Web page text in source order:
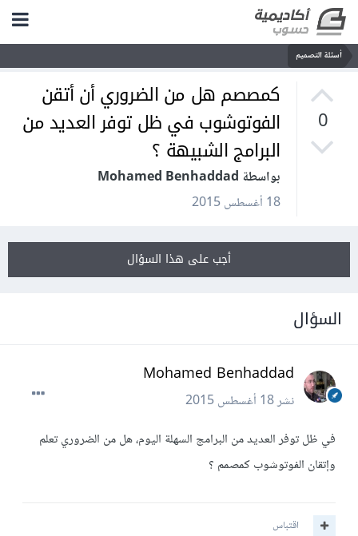
أسئلة التصميم
0
كمصصم هل من الضروري أن أتقن
الفوتوشوب في ظل توفر العديد من
البرامج الشبيهة ؟
بواسطة Mohamed Benhaddad
18 أغسطس 2015
أجب على هذا السؤال
السؤال
Mohamed Benhaddad
نشر18 أغسطس 2015
في ظل توفر العديد من البرامج السهلة اليوم، هل من الضروري تعلم
وإتقان الفوتوشوب كمصمم ؟
اقتباس